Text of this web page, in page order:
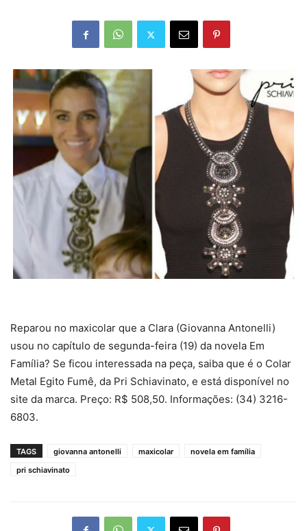
Reparou no maxicolar que a Clara (Giovanna Antonelli)
usou no capítulo de segunda-feira (19) da novela Em
Família? Se ficou interessada na peça, saiba que é o Colar
Metal Egito Fumê, da Pri Schiavinato, e está disponível no
site da marca. Preço: R$ 508,50. Informações: (34) 3216-
6803.
TAGS giovanna antonelli maxicolar
novela em família
pri schiavinato